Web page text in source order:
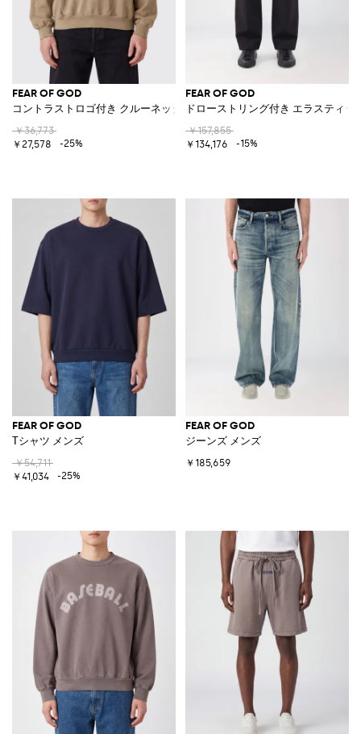
FEAR OF GOD
コントラストロゴ付き クルーネックコットンスウェットシャツ
￥36,773
￥27,578
-25%
FEAR OF GOD
ドローストリング付き エラスティ
￥157,855
￥134,176
-15%
FEAR OF GOD
Tシャツ メンズ
￥54,711
￥41,034
-25%
FEAR OF GOD
ジーンズ メンズ
￥185,659